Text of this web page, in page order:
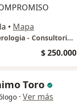
• Mapa
Dra. Yasnay Alonso Gastroenterologia - Consultorio 200 Piso 2 Villa Country
$ 250.000
Toro
· Ver más